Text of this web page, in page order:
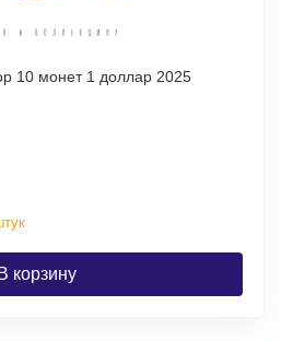
10 монет 1 доллар 2025
В корзину